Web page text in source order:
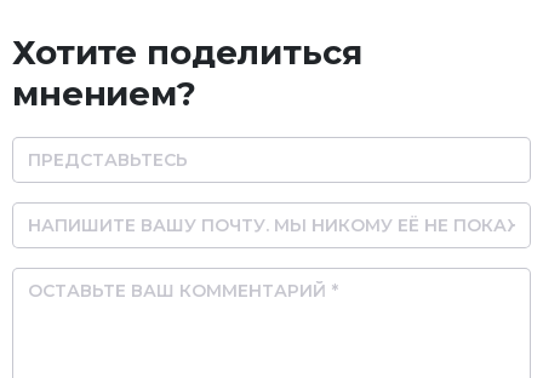
Хотите поделиться
мнением?
Name
Email
Comment